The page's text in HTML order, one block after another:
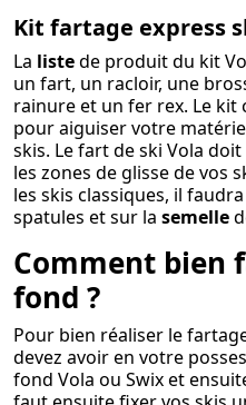
Kit fartage express
La listede produit du kit
un fart, un racloir, une
rainure et un fer rex. Le
pour aiguiser votre
skis. Le fart de ski Vola
les zones de glisse de vos
les skis classiques, il
spatules et sur la semelle
Comment bien
fond ?
Pour bien réaliser le
devez avoir en votre
fond Vola ou Swix et